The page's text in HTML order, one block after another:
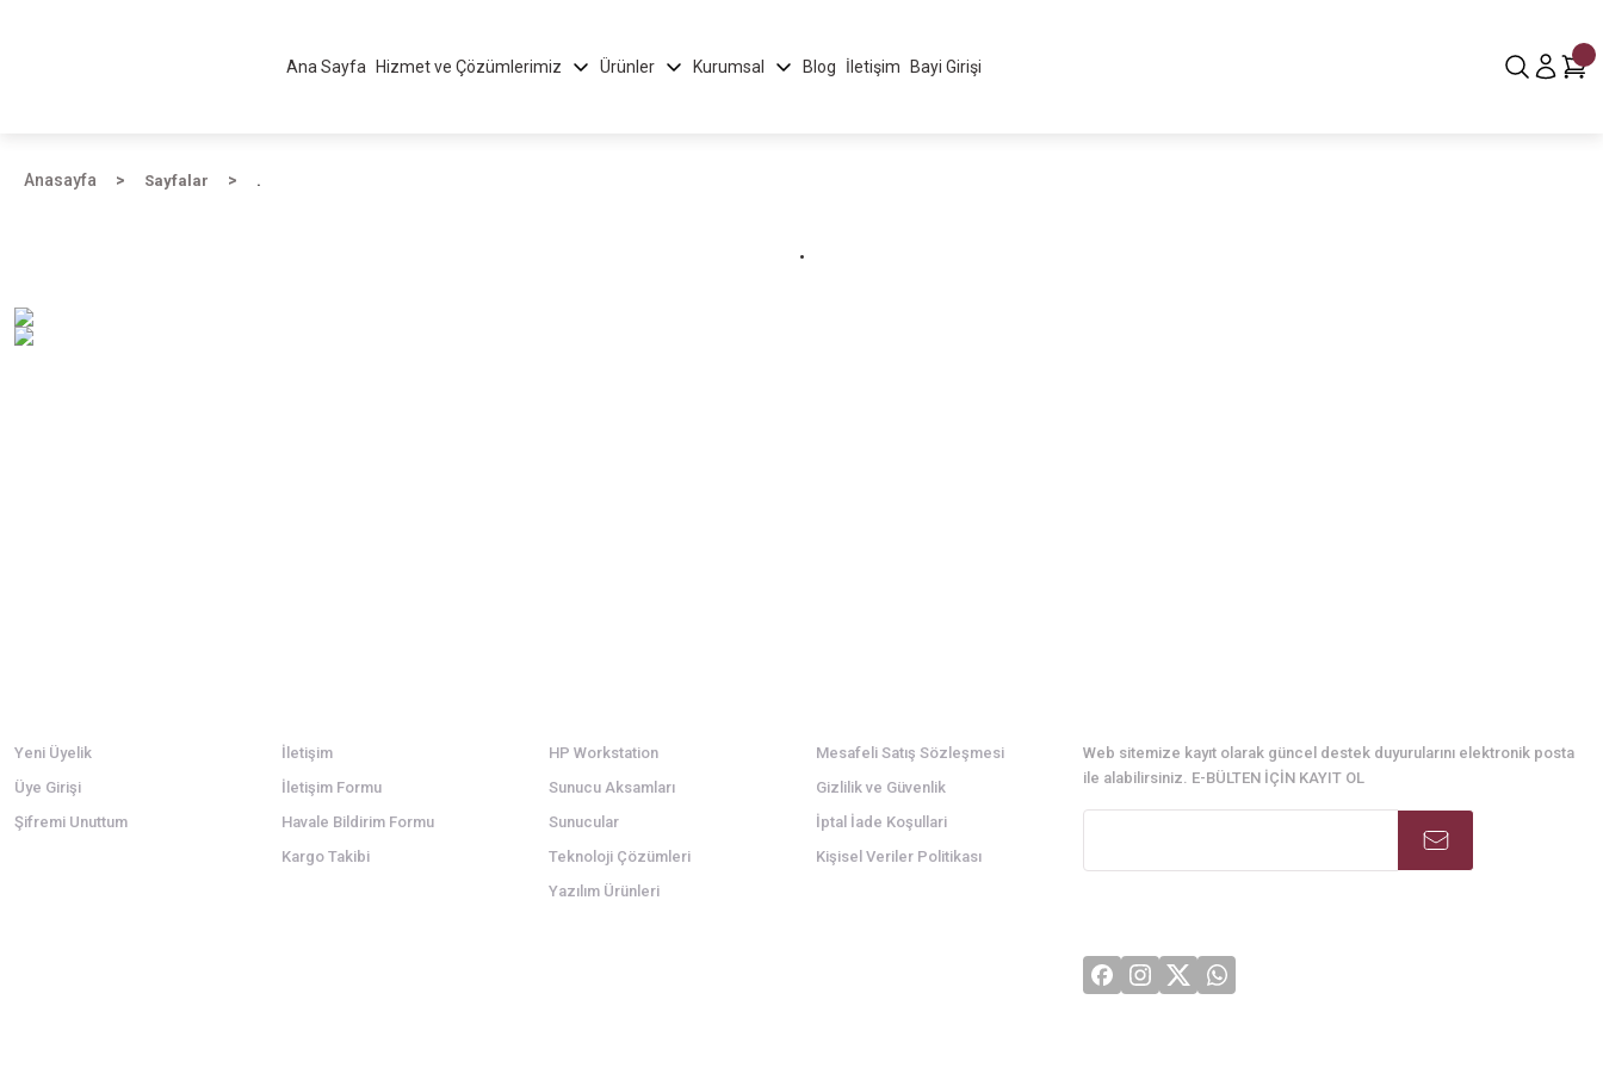
Ana Sayfa Hizmet ve Çözümlerimiz Ürünler Kurumsal Blog İletişim Bayi Girişi
Anasayfa Sayfalar .
.
Yeni Üyelik
Üye Girişi
Şifremi Unuttum
İletişim
İletişim Formu
Havale Bildirim Formu
Kargo Takibi
HP Workstation
Sunucu Aksamları
Sunucular
Teknoloji Çözümleri
Yazılım Ürünleri
Mesafeli Satış Sözleşmesi
Gizlilik ve Güvenlik
İptal İade Koşullari
Kişisel Veriler Politikası
Web sitemize kayıt olarak güncel destek duyurularını elektronik posta
ile alabilirsiniz. E-BÜLTEN İÇİN KAYIT OL